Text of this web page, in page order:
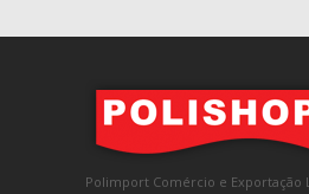
Polimport Comércio e Exportação